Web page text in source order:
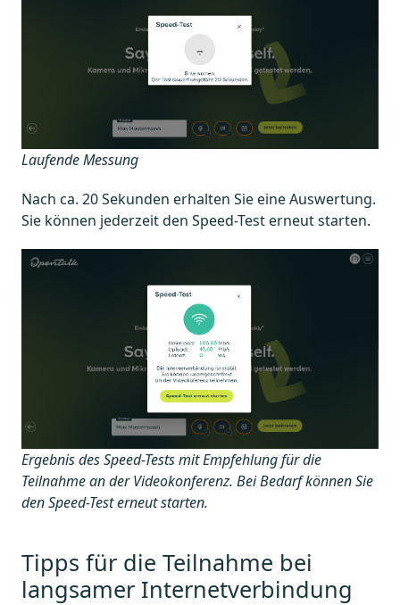
Laufende Messung
Nach ca. 20 Sekunden erhalten Sie eine Auswertung.
Sie können jederzeit den Speed-Test erneut starten.
Ergebnis des Speed-Tests mit Empfehlung für die
Teilnahme an der Videokonferenz. Bei Bedarf können Sie
den Speed-Test erneut starten.
Tipps für die Teilnahme bei
langsamer Internetverbindung